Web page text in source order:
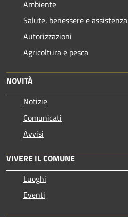
Ambiente
Salute, benessere e assistenza
Autorizzazioni
Agricoltura e pesca
NOVITÀ
Notizie
Comunicati
Avvisi
VIVERE IL COMUNE
Luoghi
Eventi